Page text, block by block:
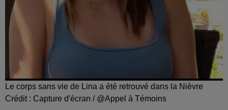
Le corps sans vie de Lina a été retrouvé dans la Nièvre
Crédit : Capture d'écran / @Appel à Témoins